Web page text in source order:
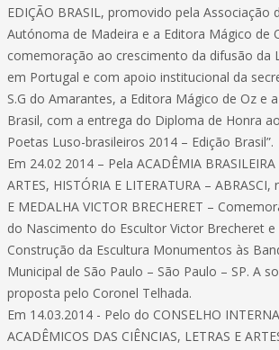
EDIÇÃO BRASIL, promovido pela Associação
Autónoma de Madeira e a Editora Mágico de
comemoração ao crescimento da difusão da
em Portugal e com apoio institucional da
S.G do Amarantes, a Editora Mágico de Oz e a
Brasil, com a entrega do Diploma de Honra
Poetas Luso-brasileiros 2014 – Edição Brasil”.
Em 24.02 2014 – Pela ACADÊMIA BRASILEIRA
ARTES, HISTÓRIA E LITERATURA –
E MEDALHA VICTOR BRECHERET –
do Nascimento do Escultor Victor Brecheret
Construção da Escultura Monumentos às
Municipal de São Paulo – São Paulo – SP. A
proposta pelo Coronel Telhada.
Em 14.03.2014 - Pelo do CONSELHO
ACADÊMICOS DAS CIÊNCIAS, LETRAS E